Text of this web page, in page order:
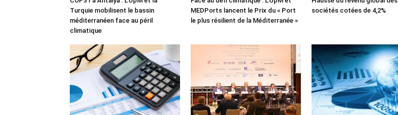
Turquie mobilisent le bassin
méditerranéen face au péril
climatique
MEDPorts lancent le Prix du « Port
le plus résilient de la Méditerranée »
sociétés cotées de 4,2%